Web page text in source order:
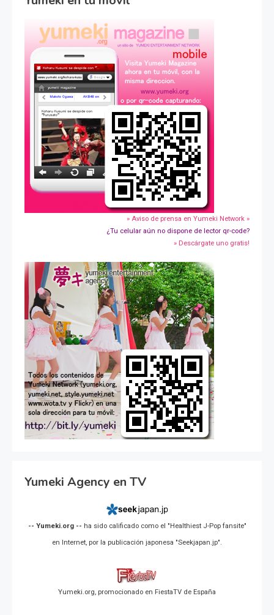
» Aviso de prensa en Yumeki Network »
¿Tu celular aún no dispone de lector qr-code?
» Descárgate uno gratis!
Yumeki Agency en TV
-- Yumeki.org -- ha sido calificado como el "Healthiest J-Pop fansite"
en Internet, por la publicación japonesa "Seekjapan.jp".
Yumeki.org, promocionado en FiestaTV de España